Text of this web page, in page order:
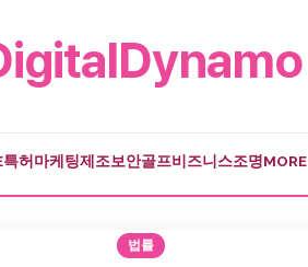
특허 마케팅제조보안골프비즈니스조명MORE
법률